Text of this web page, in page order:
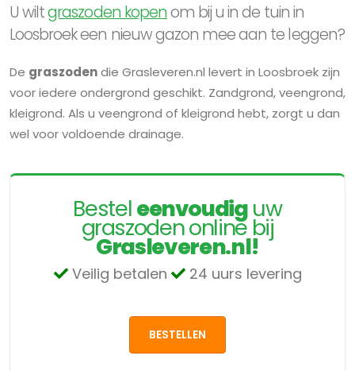
U wiltgraszoden kopenom bij u in de tuin in
Loosbroek een nieuw gazon mee aan te leggen?
De graszodendie Grasleveren.nl levert in Loosbroek zijn
voor iedere ondergrond geschikt. Zandgrond, veengrond,
kleigrond. Als u veengrond of kleigrond hebt, zorgt u dan
wel voor voldoende drainage.
Besteleenvoudiguw
graszoden online bij
Grasleveren.nl!
Veilig betalen 24 uurs levering
BESTELLEN